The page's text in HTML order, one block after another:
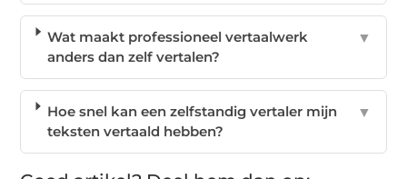
Wat maakt professioneel vertaalwerk
anders dan zelf vertalen?
▼
Hoe snel kan een zelfstandig vertaler mijn
teksten vertaald hebben?
▼